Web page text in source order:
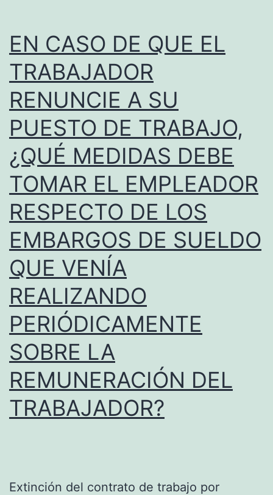
EN CASO DE QUE EL
TRABAJADOR
RENUNCIE A SU
PUESTO DE TRABAJO,
¿QUÉ MEDIDAS DEBE
TOMAR EL EMPLEADOR
RESPECTO DE LOS
EMBARGOS DE SUELDO
QUE VENÍA
REALIZANDO
PERIÓDICAMENTE
SOBRE LA
REMUNERACIÓN DEL
TRABAJADOR?
Extinción del contrato de trabajo por